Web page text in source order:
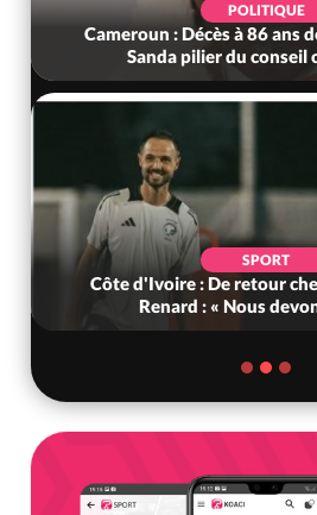
POLITIQUE
: Décès à 86 ans de BAH Oumarou
pilier du conseil constituti...
SPORT
: De retour chez les Eléphants,
Renard : « Nous devons être e...